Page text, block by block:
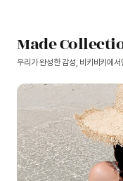
Made
우리가 완성한 감성, 비키비키에서